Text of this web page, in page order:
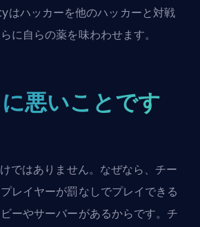
ハッカーを他のハッカーと対戦
に自らの薬を味わわせます。
悪いことです
ではありません。なぜなら、チー
レイヤーが罰なしでプレイできる
ーやサーバーがあるからです。チ